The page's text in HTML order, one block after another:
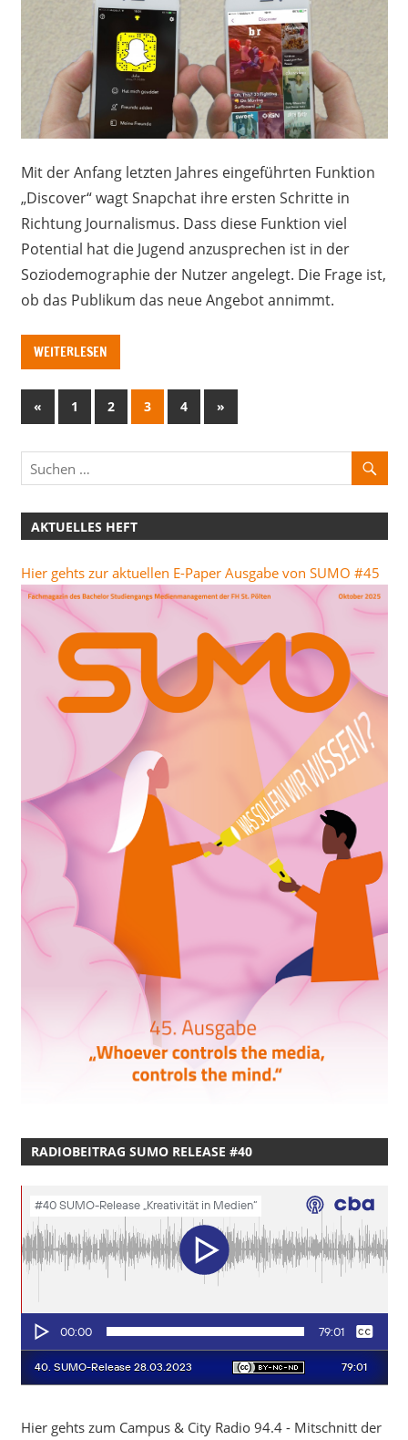
Mit der Anfang letzten Jahres eingeführten Funktion
„Discover“ wagt Snapchat ihre ersten Schritte in
Richtung Journalismus. Dass diese Funktion viel
Potential hat die Jugend anzusprechen ist in der
Soziodemographie der Nutzer angelegt. Die Frage ist,
ob das Publikum das neue Angebot annimmt.
WEITERLESEN
Seitennummerierung
Beiträge
«Vorherige
Beiträge
1 2 3 4
Nächste
Beiträge
»
AKTUELLES HEFT
Hier gehts zur aktuellen E-Paper Ausgabe von SUMO #45
RADIOBEITRAG SUMO RELEASE #40
Hier gehts zum Campus & City Radio 94.4 - Mitschnitt der